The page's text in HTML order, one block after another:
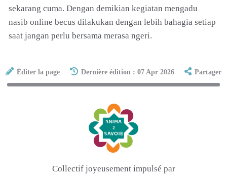
sekarang cuma. Dengan demikian kegiatan mengadu
nasib online becus dilakukan dengan lebih bahagia setiap
saat jangan perlu bersama merasa ngeri.
Éditer la page Dernière édition : 07 Apr 2026 Partager
Collectif joyeusement impulsé par